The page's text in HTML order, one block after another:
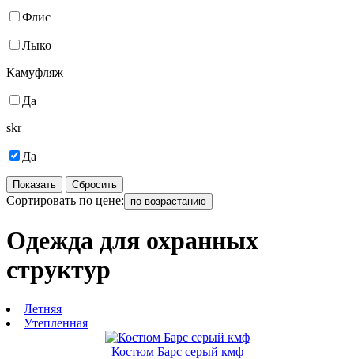
Флис
Лыко
Камуфляж
Да
skr
Да
Показать Сбросить
Сортировать по цене: по возрастанию
Одежда для охранных
структур
Летняя
Утепленная
Костюм Барс серый кмф